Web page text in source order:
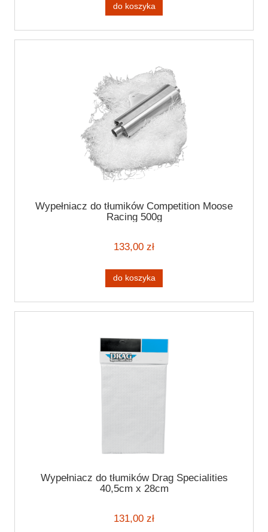
do koszyka
Wypełniacz do tłumików Competition Moose
Racing 500g
133,00 zł
do koszyka
Wypełniacz do tłumików Drag Specialities
40,5cm x 28cm
131,00 zł